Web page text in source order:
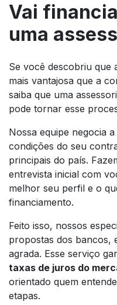
Vai
uma
Se você descobriu que
mais vantajosa que a
saiba que uma
pode tornar esse
Nossa equipe negocia
condições do seu
principais do país.
entrevista inicial com
melhor seu perfil e o
financiamento.
Feito isso, nossos
propostas dos bancos,
agrada. Esse serviço
taxas de juros do
orientado quem
etapas.